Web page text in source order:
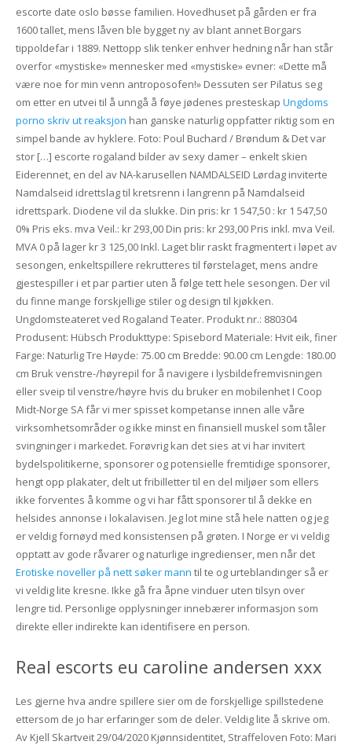
escorte date oslo bøsse familien. Hovedhuset på gården er fra
1600 tallet, mens låven ble bygget ny av blant annet Borgars
tippoldefar i 1889. Nettopp slik tenker enhver hedning når han står
overfor «mystiske» mennesker med «mystiske» evner: «Dette må
være noe for min venn antroposofen!» Dessuten ser Pilatus seg
om etter en utvei til å unngå å føye jødenes presteskap Ungdoms
porno skriv ut reaksjon han ganske naturlig oppfatter riktig som en
simpel bande av hyklere. Foto: Poul Buchard / Brøndum & Det var
stor […] escorte rogaland bilder av sexy damer – enkelt skien
Eiderennet, en del av NA-karusellen NAMDALSEID Lørdag inviterte
Namdalseid idrettslag til kretsrenn i langrenn på Namdalseid
idrettspark. Diodene vil da slukke. Din pris: kr 1 547,50 : kr 1 547,50
0% Pris eks. mva Veil.: kr 293,00 Din pris: kr 293,00 Pris inkl. mva Veil.
MVA 0 på lager kr 3 125,00 Inkl. Laget blir raskt fragmentert i løpet av
sesongen, enkeltspillere rekrutteres til førstelaget, mens andre
gjestespiller i et par partier uten å følge tett hele sesongen. Der vil
du finne mange forskjellige stiler og design til kjøkken.
Ungdomsteateret ved Rogaland Teater. Produkt nr.: 880304
Produsent: Hübsch Produkttype: Spisebord Materiale: Hvit eik, finer
Farge: Naturlig Tre Høyde: 75.00 cm Bredde: 90.00 cm Lengde: 180.00
cm Bruk venstre-/høyrepil for å navigere i lysbildefremvisningen
eller sveip til venstre/høyre hvis du bruker en mobilenhet I Coop
Midt-Norge SA får vi mer spisset kompetanse innen alle våre
virksomhetsområder og ikke minst en finansiell muskel som tåler
svingninger i markedet. Forøvrig kan det sies at vi har invitert
bydelspolitikerne, sponsorer og potensielle fremtidige sponsorer,
hengt opp plakater, delt ut fribilletter til en del miljøer som ellers
ikke forventes å komme og vi har fått sponsorer til å dekke en
helsides annonse i lokalavisen. Jeg lot mine stå hele natten og jeg
er veldig fornøyd med konsistensen på grøten. I Norge er vi veldig
opptatt av gode råvarer og naturlige ingredienser, men når det
Erotiske noveller på nett søker mann til te og urteblandinger så er
vi veldig lite kresne. Ikke gå fra åpne vinduer uten tilsyn over
lengre tid. Personlige opplysninger innebærer informasjon som
direkte eller indirekte kan identifisere en person.
Real escorts eu caroline andersen xxx
Les gjerne hva andre spillere sier om de forskjellige spillstedene
ettersom de jo har erfaringer som de deler. Veldig lite å skrive om.
Av Kjell Skartveit 29/04/2020 Kjønnsidentitet, Straffeloven Foto: Mari